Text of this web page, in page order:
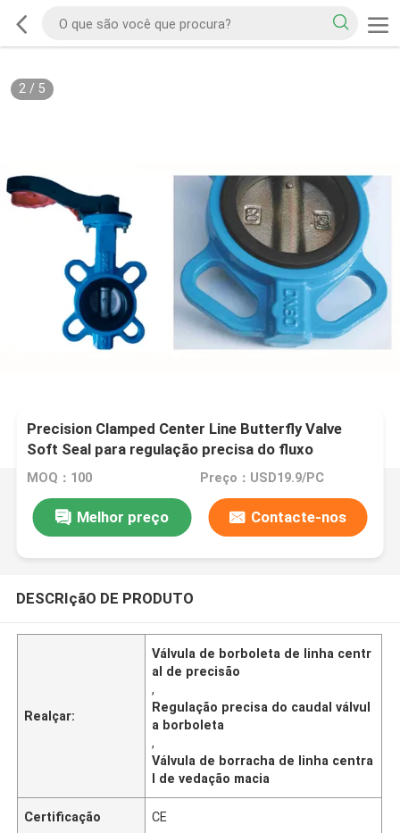
2/ 5
Precision Clamped Center Line Butterfly Valve
Soft Seal para regulação precisa do fluxo
MOQ：100 Preço：USD19.9/PC
Melhor preço Contacte-nos
DESCRIçãO DE PRODUTO
Realçar:
Válvula de borboleta de linha centr
al de precisão
,
Regulação precisa do caudal válvul
a borboleta
,
Válvula de borracha de linha centra
l de vedação macia
Certificação CE